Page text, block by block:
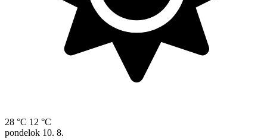
28 °C 12 °C
pondelok 10. 8.